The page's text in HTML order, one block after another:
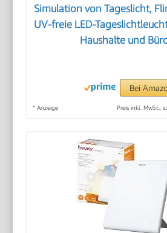
Simulation von Tageslicht,
UV-freie LED-
Haushalte und
Bei
* Anzeige Preis inkl. MwSt.,